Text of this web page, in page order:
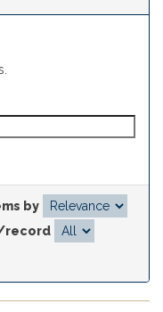
by
record